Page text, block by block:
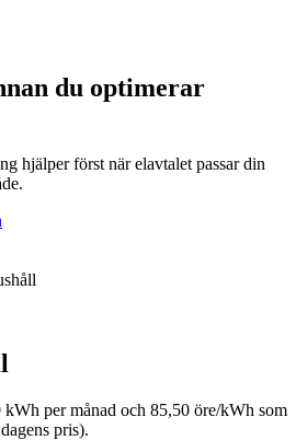
du optimerar
hjälper först när elavtalet passar din
kWh per månad och 85,50 öre/kWh som
pris).